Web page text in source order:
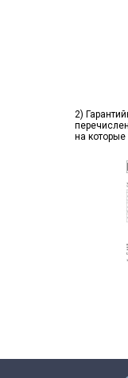
2)
на которые